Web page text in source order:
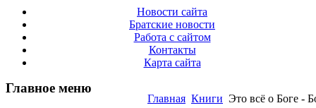
Новости сайта
Братские новости
Работа с сайтом
Контакты
Карта сайта
Главное меню
Главная Книги Это всё о Боге -